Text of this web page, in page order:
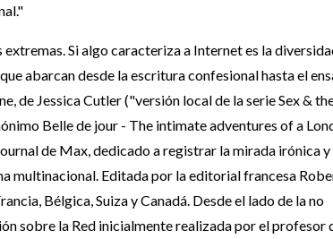
Si algo caracteriza a Internet es la
abarcan desde la escritura confesional hasta el
de Jessica Cutler ("versión local de la serie Sex &
Belle de jour - The intimate adventures of a
de Max, dedicado a registrar la mirada irónica y
multinacional. Editada por la editorial francesa
Bélgica, Suiza y Canadá. Desde el lado de la no
sobre la Red inicialmente realizada por el profesor